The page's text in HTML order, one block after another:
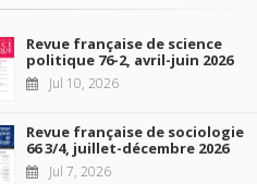
Revue française de science
politique 76-2, avril-juin 2026
Jul 10, 2026
Revue française de sociologie
66 3/4, juillet-décembre 2026
Jul 7, 2026